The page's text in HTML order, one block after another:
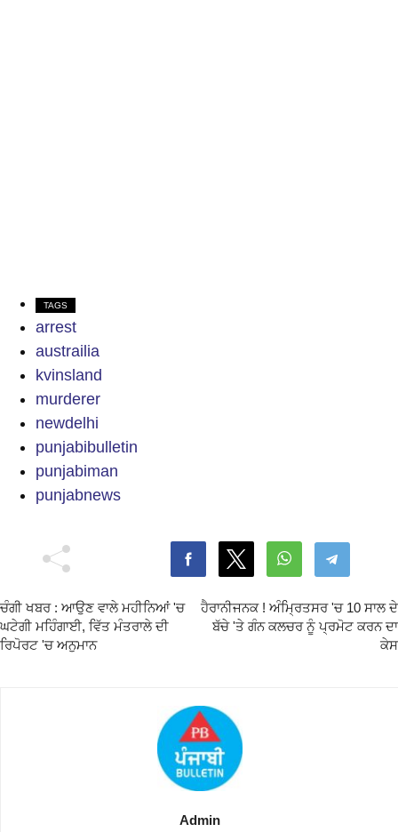
TAGS
arrest
austrailia
kvinsland
murderer
newdelhi
punjabibulletin
punjabiman
punjabnews
ਚੰਗੀ ਖਬਰ : ਆਉਣ ਵਾਲੇ ਮਹੀਨਿਆਂ 'ਚ
ਘਟੇਗੀ ਮਹਿੰਗਾਈ, ਵਿੱਤ ਮੰਤਰਾਲੇ ਦੀ
ਰਿਪੋਰਟ 'ਚ ਅਨੁਮਾਨ
ਹੈਰਾਨੀਜਨਕ ! ਅੰਮ੍ਰਿਤਸਰ 'ਚ 10 ਸਾਲ ਦੇ
ਬੱਚੇ 'ਤੇ ਗੰਨ ਕਲਚਰ ਨੂੰ ਪ੍ਰਮੋਟ ਕਰਨ ਦਾ
ਕੇਸ
Admin